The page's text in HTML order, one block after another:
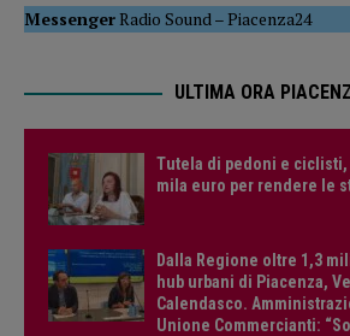
MessengerRadio Sound–Piacenza24
ULTIMA ORA
Tutela di pedoni e ciclisti,
mila euro per rendere le
Dalla Regione oltre 1,3
hub urbani di Piacenza,
Calendasco.
Unione Commercianti: